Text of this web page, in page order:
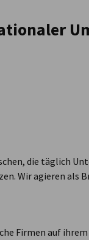
die täglich
Wir agieren als
Firmen auf